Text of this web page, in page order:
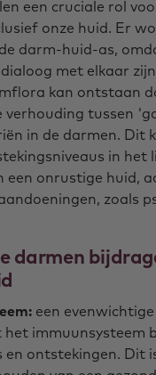
een cruciale rol
onze huid. Er
darm-huid-as,
met elkaar
kan ontstaan
verhouding tussen
in de darmen. Dit
in het
een onrustige huid,
zoals
darmen
een
immuunsysteem
en ontstekingen. Dit